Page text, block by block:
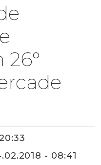
- 08:41